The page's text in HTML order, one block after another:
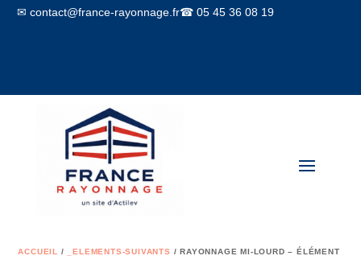
✉ contact@france-rayonnage.fr☎ 05 45 36 08 19
ACCUEIL / _ELEMENTS-SUIVANTS / RAYONNAGE MI-LOURD – ÉLÉMENT